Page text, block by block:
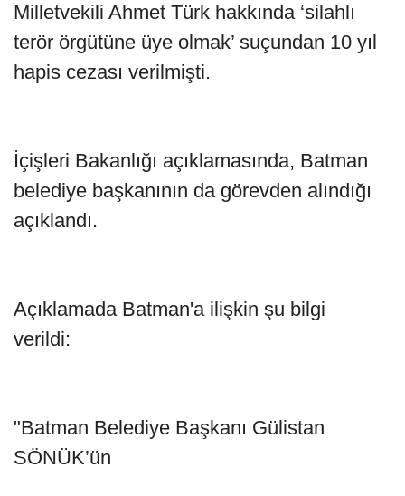
Milletvekili Ahmet Türk hakkında ‘silahlı
terör örgütüne üye olmak’ suçundan 10 yıl
hapis cezası verilmişti.
İçişleri Bakanlığı açıklamasında, Batman
belediye başkanının da görevden alındığı
açıklandı.
Açıklamada Batman'a ilişkin şu bilgi
verildi:
"Batman Belediye Başkanı Gülistan
SÖNÜK’ün